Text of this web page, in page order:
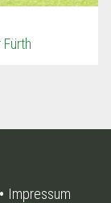
Impressum